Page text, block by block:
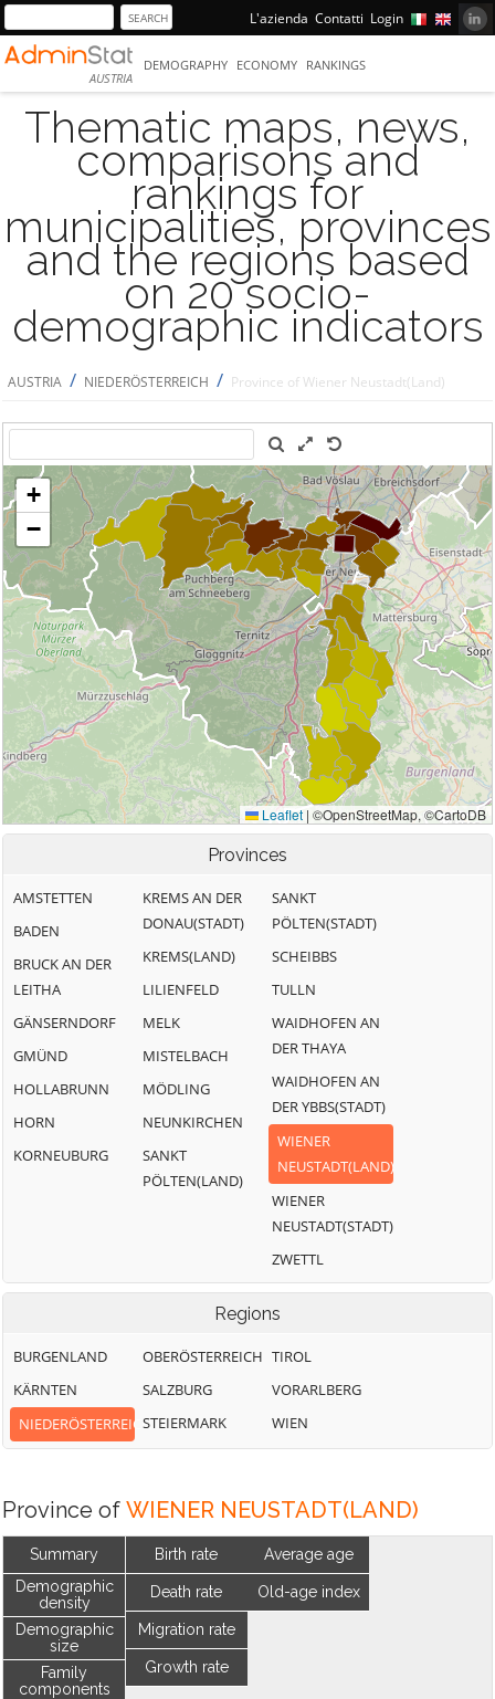
L'azienda Contatti Login
AUSTRIA
DEMOGRAPHY ECONOMY RANKINGS
Thematic maps, news,
comparisons and
rankings for
municipalities, provinces
and the regions based
on 20 socio-
demographic indicators
AUSTRIA / NIEDERÖSTERREICH / Province of Wiener Neustadt(Land)
Provinces
AMSTETTEN
BADEN
BRUCK AN DER
LEITHA
GÄNSERNDORF
GMÜND
HOLLABRUNN
HORN
KORNEUBURG
KREMS AN DER
DONAU(STADT)
KREMS(LAND)
LILIENFELD
MELK
MISTELBACH
MÖDLING
NEUNKIRCHEN
SANKT
PÖLTEN(LAND)
SANKT
PÖLTEN(STADT)
SCHEIBBS
TULLN
WAIDHOFEN AN
DER THAYA
WAIDHOFEN AN
DER YBBS(STADT)
WIENER
NEUSTADT(LAND)
WIENER
NEUSTADT(STADT)
ZWETTL
Regions
BURGENLAND
KÄRNTEN
NIEDERÖSTERREICH
OBERÖSTERREICH
SALZBURG
STEIERMARK
TIROL
VORARLBERG
WIEN
Province of WIENER NEUSTADT(LAND)
Summary
Demographic
density
Demographic
size
Family
components
Birth rate
Death rate
Migration rate
Growth rate
Average age
Old-age index